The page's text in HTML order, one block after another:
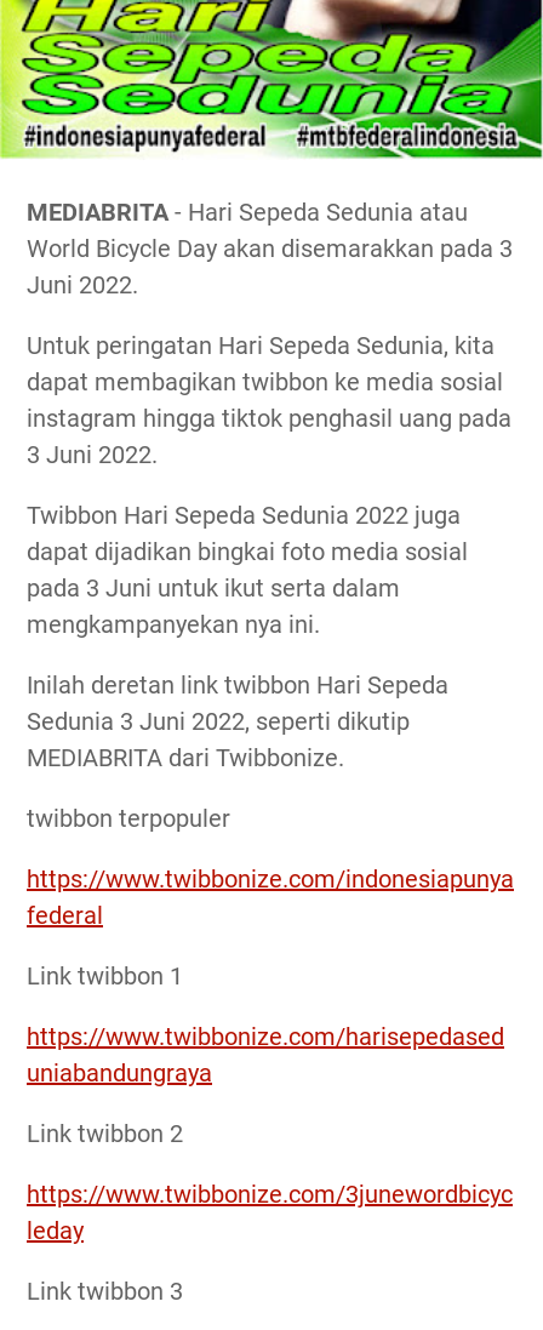
MEDIABRITA- Hari Sepeda Sedunia atau
World Bicycle Day akan disemarakkan pada 3
Juni 2022.
Untuk peringatan Hari Sepeda Sedunia, kita
dapat membagikan twibbon ke media sosial
instagram hingga tiktok penghasil uang pada
3 Juni 2022.
Twibbon Hari Sepeda Sedunia 2022 juga
dapat dijadikan bingkai foto media sosial
pada 3 Juni untuk ikut serta dalam
mengkampanyekan nya ini.
Inilah deretan link twibbon Hari Sepeda
Sedunia 3 Juni 2022, seperti dikutip
MEDIABRITA dari Twibbonize.
twibbon terpopuler
https://www.twibbonize.com/indonesiapunya
federal
Link twibbon 1
https://www.twibbonize.com/harisepedased
uniabandungraya
Link twibbon 2
https://www.twibbonize.com/3junewordbicyc
leday
Link twibbon 3